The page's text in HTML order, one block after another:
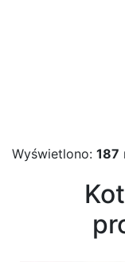
Wyświetlono: 187